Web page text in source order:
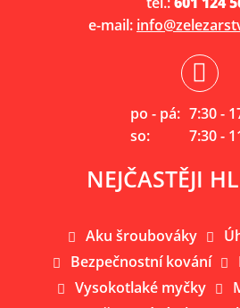
e-mail:
po - pá: 7:30 -
so:
7:30 -
NEJČASTĚJI
Aku šroubováky
Bezpečnostní kování
Vysokotlaké myčky